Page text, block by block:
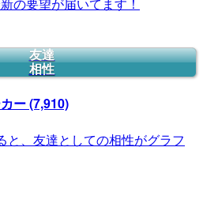
友達
相性
ー(7,910)
と、友達としての相性がグラフ